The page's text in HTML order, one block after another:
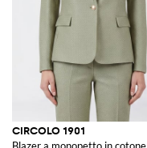
CIRCOLO 1901